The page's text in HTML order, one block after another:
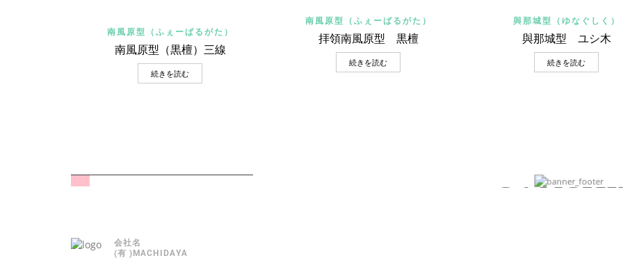
Quick View
南風原型（ふぇーばるがた）
南風原型（黒檀）三線
続きを読む
Quick View
南風原型（ふぇーばるがた）
拝領南風原型 黒檀
続きを読む
Quick View
與那城型（ゆなぐしく）
與那城型 ユシ木
続きを読む
会社名
(有 )MACHIDAYA